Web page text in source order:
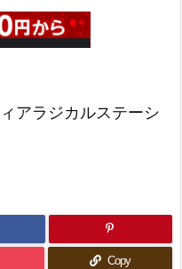
アラジカルステーシ
Copy